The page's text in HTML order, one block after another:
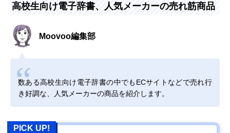
高校生向け電子辞書、人気メーカーの売れ筋商品
Moovoo編集部
数ある高校生向け電子辞書の中でもECサイトなどで売れ行
き好調な、人気メーカーの商品を紹介します。
PICK UP!